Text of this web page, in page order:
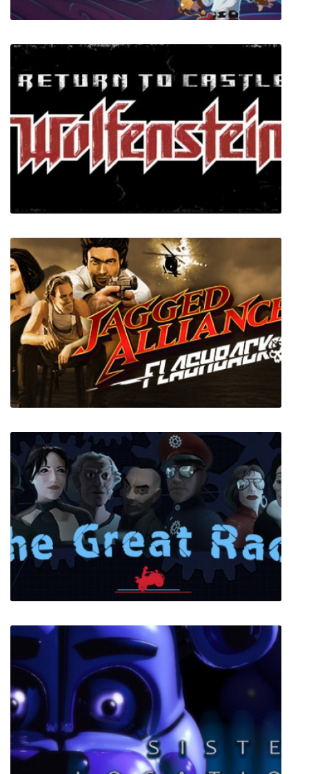
Flynn and Freckles
Return to Castle Wolfenstein
Jagged Alliance Flashback
The Great Race